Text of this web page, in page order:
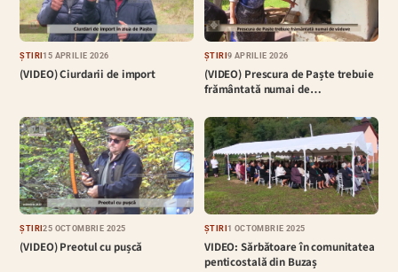
ȘTIRI15 APRILIE 2026
(VIDEO) Ciurdarii de import
ȘTIRI9 APRILIE 2026
(VIDEO) Prescura de Paște trebuie
frământată numai de…
ȘTIRI25 OCTOMBRIE 2025
(VIDEO) Preotul cu pușcă
ȘTIRI1 OCTOMBRIE 2025
VIDEO: Sărbătoare în comunitatea
penticostală din Buzaș